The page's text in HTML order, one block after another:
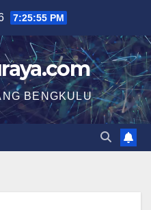
7:25:56 PM
BENGKULU